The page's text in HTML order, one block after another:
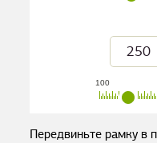
100
Передвиньте рамку в